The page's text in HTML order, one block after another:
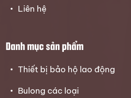
Liên hệ
Danh mục sản phẩm
Thiết bị bảo hộ lao động
Bulong các loại